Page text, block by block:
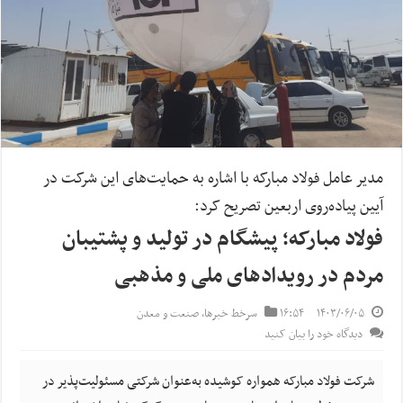
مدیر عامل فولاد مبارکه با اشاره به حمایت‌های این شرکت در
آیین پیاده‌روی اربعین تصریح کرد:
فولاد مبارکه؛ پیشگام در تولید و پشتیبان
مردم در رویدادهای ملی و مذهبی
۱۴۰۳/۰۶/۰۵ ۱۶:۵۴ سرخط خبرها,صنعت و معدن
دیدگاه خود را بیان کنید
شرکت فولاد مبارکه همواره کوشیده به‌عنوان شرکتی مسئولیت‌پذیر در